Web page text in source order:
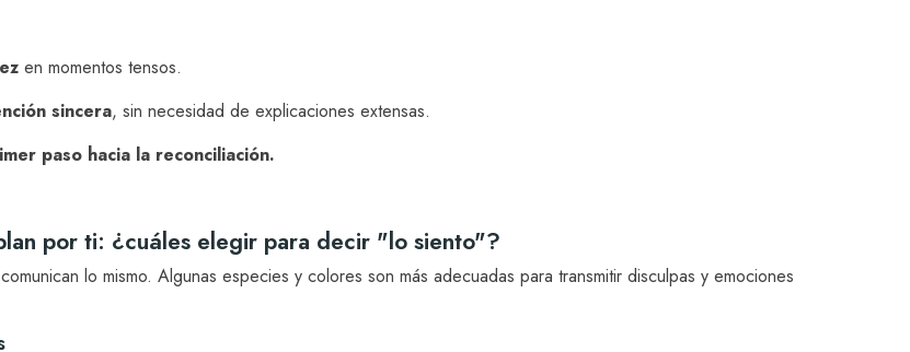
en momentos tensos.
sincera, sin necesidad de explicaciones extensas.
paso hacia la reconciliación.
por ti: ¿cuáles elegir para decir "lo siento"?
lo mismo. Algunas especies y colores son más adecuadas para transmitir disculpas y emociones